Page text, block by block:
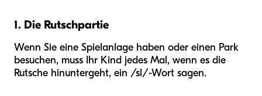
1. Die Rutschpartie
Wenn Sie eine Spielanlage haben oder einen Park
besuchen, muss Ihr Kind jedes Mal, wenn es die
Rutsche hinuntergeht, ein /sl/-Wort sagen.